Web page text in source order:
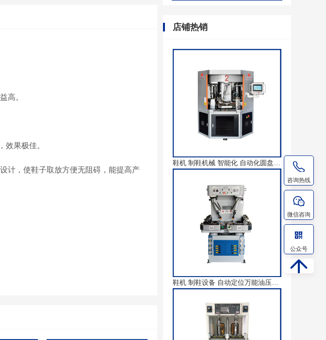
高。
效果极佳。
计，使鞋子取放方便无阻碍，能提高产
店铺热销
咨询热线
微信咨询
公众号